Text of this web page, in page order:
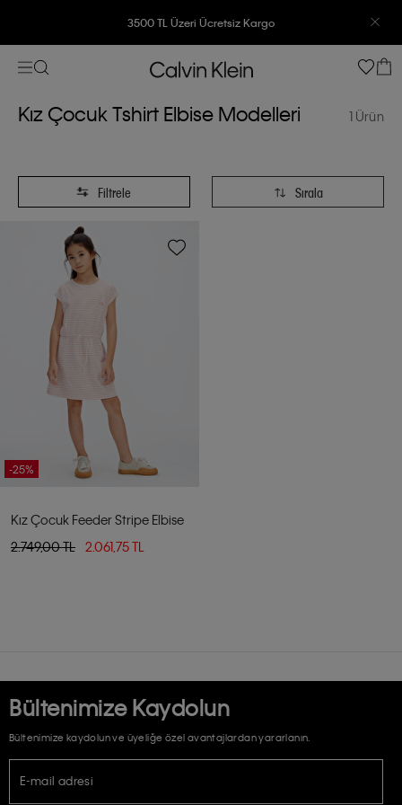
3500 TL Üzeri Ücretsiz Kargo
7500 TL Ve Üzeri Alışverişlerinizde 6 Taksit İmkanı
Kız Çocuk Tshirt Elbise Modelleri 1 Ürün
Filtrele Sırala
-25%
Kız Çocuk Feeder Stripe Elbise
2.749,00 TL
2.061,75 TL
Bültenimize Kaydolun
Bültenimize kaydolun ve üyeliğe özel avantajlardan yararlanın.
E-mail adresi